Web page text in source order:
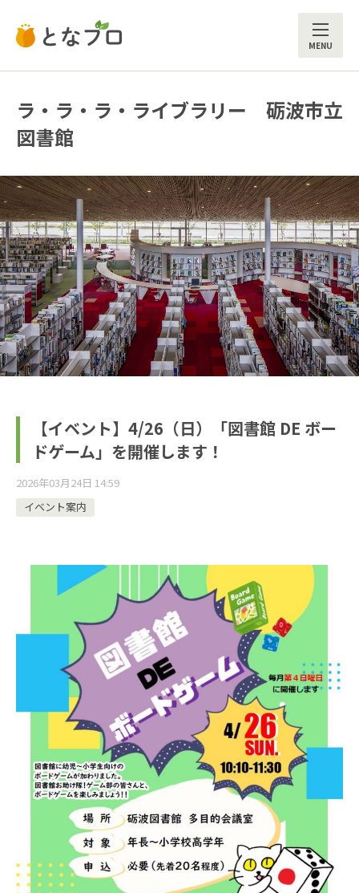
ラ・ラ・ラ・ライブラリー 砺波市立
図書館
【イベント】4/26（日）「図書館 DE ボー
ドゲーム」を開催します！
2026年03月24日 14:59
イベント案内